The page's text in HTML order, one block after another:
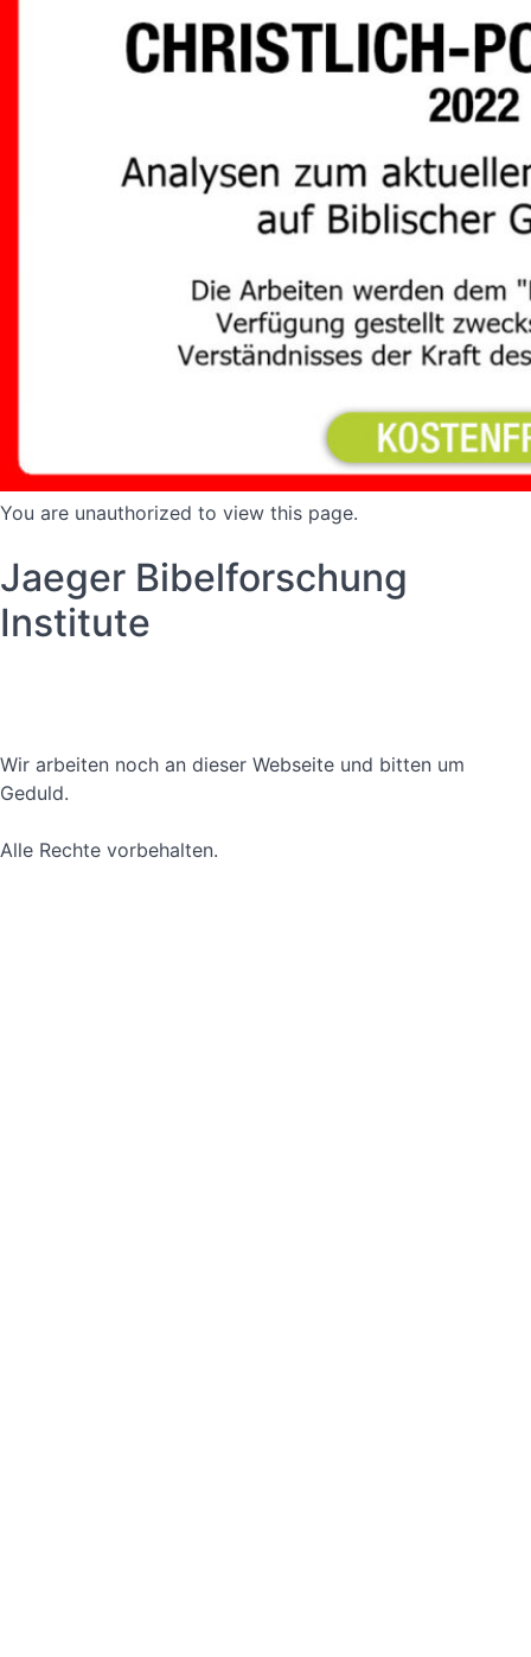
You are unauthorized to view this page.
Jaeger Bibelforschung
Institute
Wir arbeiten noch an dieser Webseite und bitten um
Geduld.
Alle Rechte vorbehalten.